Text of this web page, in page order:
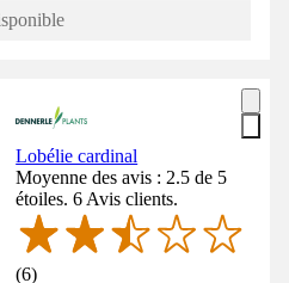
Lobélie cardinal
Moyenne des avis : 2.5 de 5
étoiles. 6 Avis clients.
(6)